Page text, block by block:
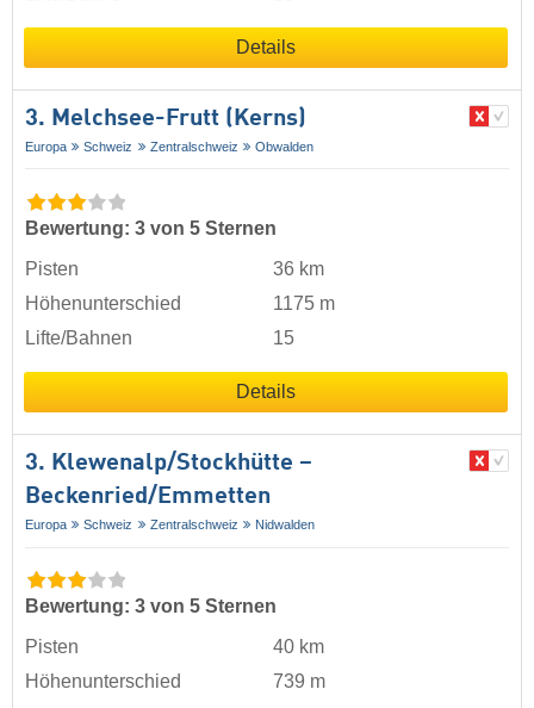
Details
3. Melchsee-Frutt (Kerns)
Europa Schweiz Zentralschweiz Obwalden
Bewertung: 3 von 5 Sternen
Pisten
36 km
Höhenunterschied
1175 m
Lifte/Bahnen
15
Details
3. Klewenalp/​Stockhütte –
Beckenried/​Emmetten
Europa Schweiz Zentralschweiz Nidwalden
Bewertung: 3 von 5 Sternen
Pisten
40 km
Höhenunterschied
739 m